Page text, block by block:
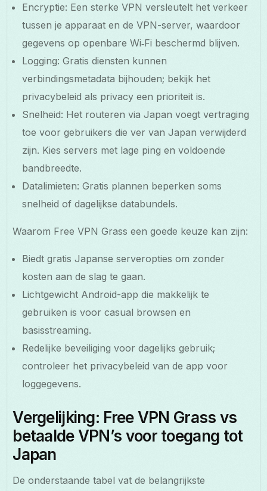
Encryptie: Een sterke VPN versleutelt het verkeer
tussen je apparaat en de VPN-server, waardoor
gegevens op openbare Wi‑Fi beschermd blijven.
Logging: Gratis diensten kunnen
verbindingsmetadata bijhouden; bekijk het
privacybeleid als privacy een prioriteit is.
Snelheid: Het routeren via Japan voegt vertraging
toe voor gebruikers die ver van Japan verwijderd
zijn. Kies servers met lage ping en voldoende
bandbreedte.
Datalimieten: Gratis plannen beperken soms
snelheid of dagelijkse databundels.
Waarom Free VPN Grass een goede keuze kan zijn:
Biedt gratis Japanse serveropties om zonder
kosten aan de slag te gaan.
Lichtgewicht Android-app die makkelijk te
gebruiken is voor casual browsen en
basisstreaming.
Redelijke beveiliging voor dagelijks gebruik;
controleer het privacybeleid van de app voor
loggegevens.
Vergelijking: Free VPN Grass vs
betaalde VPN’s voor toegang tot
Japan
De onderstaande tabel vat de belangrijkste